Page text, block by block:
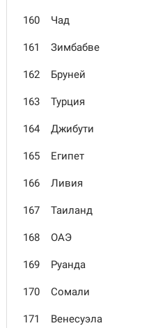
160 Чад
161 Зимбабве
162 Бруней
163 Турция
164 Джибути
165 Египет
166 Ливия
167 Таиланд
168 ОАЭ
169 Руанда
170 Сомали
171 Вене­суэла